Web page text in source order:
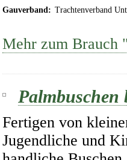
Gauverband: Trachtenverband
Mehr zum Brauch
Palmbuschen
Fertigen von
Jugendliche und